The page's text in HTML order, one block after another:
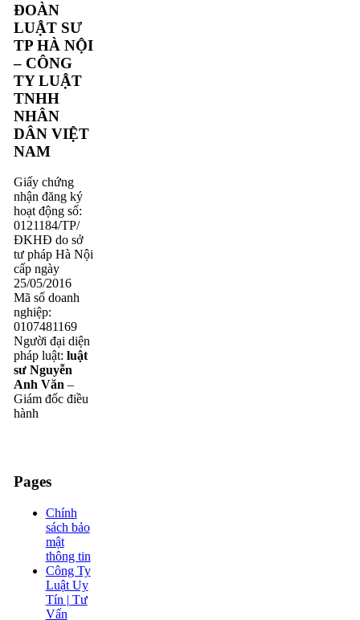
ĐOÀN
LUẬT SƯ
TP HÀ NỘI
– CÔNG
TY LUẬT
TNHH
NHÂN
DÂN VIỆT
NAM
Giấy chứng
nhận đăng ký
hoạt động số:
0121184/TP/
ĐKHĐ do sở
tư pháp Hà Nội
cấp ngày
25/05/2016
Mã số doanh
nghiệp:
0107481169
Người đại diện
pháp luật: luật
sư Nguyễn
Anh Văn–
Giám đốc điều
hành
Pages
Chính
sách bảo
mật
thông tin
Công Ty
Luật Uy
Tín | Tư
Vấn